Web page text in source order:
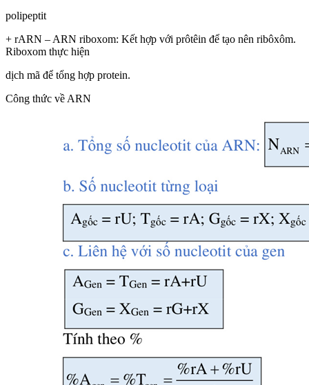
polipeptit
+ rARN – ARN riboxom: Kết hợp với prôtêin để tạo nên ribôxôm.
Riboxom thực hiện
dịch mã để tổng hợp protein.
Công thức về ARN